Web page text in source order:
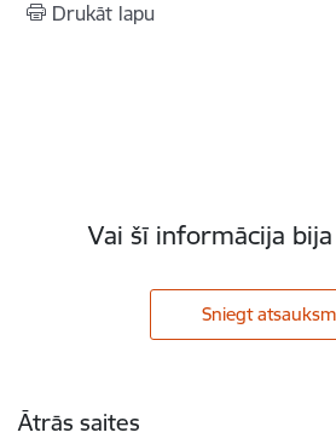
Drukāt lapu
Vai šī informācija
Sniegt
Ātrās saites